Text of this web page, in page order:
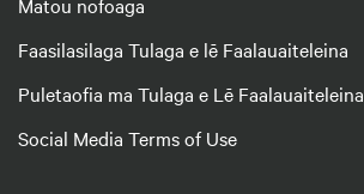
Matou nofoaga
Faasilasilaga Tulaga e lē Faalauaiteleina
Puletaofia ma Tulaga e Lē Faalauaiteleina
Social Media Terms of Use